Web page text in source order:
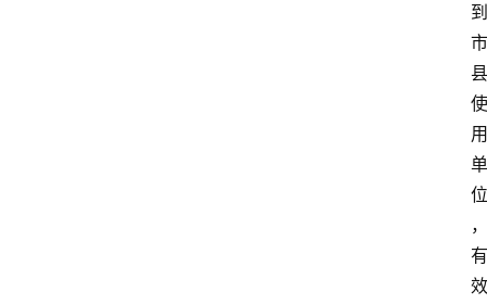
到
市
县
使
用
单
位
，
有
效